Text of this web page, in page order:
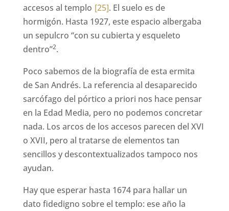
accesos al templo [25]. El suelo es de
hormigón. Hasta 1927, este espacio albergaba
un sepulcro “con su cubierta y esqueleto
dentro”2.
Poco sabemos de la biografía de esta ermita
de San Andrés. La referencia al desaparecido
sarcófago del pórtico a priori nos hace pensar
en la Edad Media, pero no podemos concretar
nada. Los arcos de los accesos parecen del XVI
o XVII, pero al tratarse de elementos tan
sencillos y descontextualizados tampoco nos
ayudan.
Hay que esperar hasta 1674 para hallar un
dato fidedigno sobre el templo: ese año la